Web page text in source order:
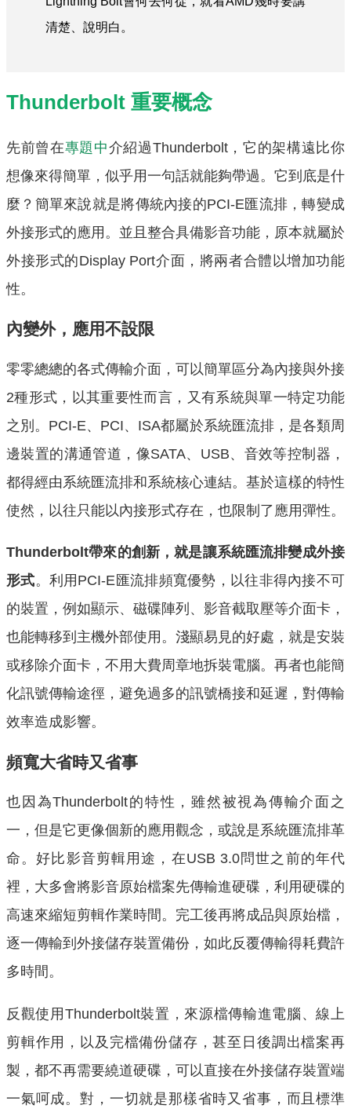
清楚、說明白。
Thunderbolt 重要概念
先前曾在專題中介紹過Thunderbolt，它的架構遠比你
想像來得簡單，似乎用一句話就能夠帶過。它到底是什
麼？簡單來說就是將傳統內接的PCI-E匯流排，轉變成
外接形式的應用。並且整合具備影音功能，原本就屬於
外接形式的Display Port介面，將兩者合體以增加功能
性。
內變外，應用不設限
零零總總的各式傳輸介面，可以簡單區分為內接與外接
2種形式，以其重要性而言，又有系統與單一特定功能
之別。PCI-E、PCI、ISA都屬於系統匯流排，是各類周
邊裝置的溝通管道，像SATA、USB、音效等控制器，
都得經由系統匯流排和系統核心連結。基於這樣的特性
使然，以往只能以內接形式存在，也限制了應用彈性。
Thunderbolt帶來的創新，就是讓系統匯流排變成外接
形式。利用PCI-E匯流排頻寬優勢，以往非得內接不可
的裝置，例如顯示、磁碟陣列、影音截取壓等介面卡，
也能轉移到主機外部使用。淺顯易見的好處，就是安裝
或移除介面卡，不用大費周章地拆裝電腦。再者也能簡
化訊號傳輸途徑，避免過多的訊號橋接和延遲，對傳輸
效率造成影響。
頻寬大省時又省事
也因為Thunderbolt的特性，雖然被視為傳輸介面之
一，但是它更像個新的應用觀念，或說是系統匯流排革
命。好比影音剪輯用途，在USB 3.0問世之前的年代
裡，大多會將影音原始檔案先傳輸進硬碟，利用硬碟的
高速來縮短剪輯作業時間。完工後再將成品與原始檔，
逐一傳輸到外接儲存裝置備份，如此反覆傳輸得耗費許
多時間。
反觀使用Thunderbolt裝置，來源檔傳輸進電腦、線上
剪輯作用，以及完檔備份儲存，甚至日後調出檔案再
製，都不再需要繞道硬碟，可以直接在外接儲存裝置端
一氣呵成。對，一切就是那樣省時又省事，而且標準